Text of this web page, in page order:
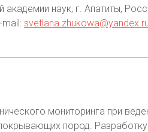
наук, г. Апатиты,
mail: svetlana.zhukowa@yandex.ru
мониторинга при
пород. Разработку